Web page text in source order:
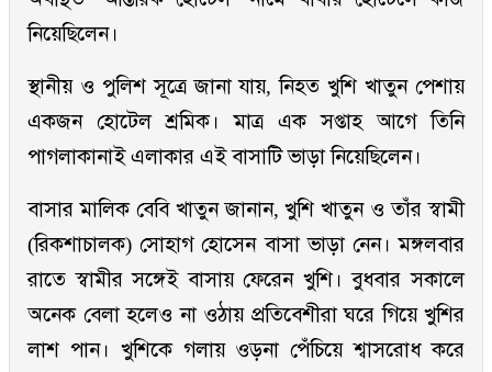
নিয়েছিলেন।
স্থানীয় ও পুলিশ সূত্রে জানা যায়, নিহত খুশি খাতুন পেশায়
একজন হোটেল শ্রমিক। মাত্র এক সপ্তাহ আগে তিনি
পাগলাকানাই এলাকার এই বাসাটি ভাড়া নিয়েছিলেন।
বাসার মালিক বেবি খাতুন জানান, খুশি খাতুন ও তাঁর স্বামী
(রিকশাচালক) সোহাগ হোসেন বাসা ভাড়া নেন। মঙ্গলবার
রাতে স্বামীর সঙ্গেই বাসায় ফেরেন খুশি। বুধবার সকালে
অনেক বেলা হলেও না ওঠায় প্রতিবেশীরা ঘরে গিয়ে খুশির
লাশ পান। খুশিকে গলায় ওড়না পেঁচিয়ে শ্বাসরোধ করে